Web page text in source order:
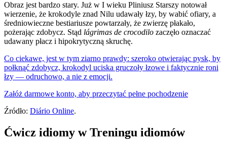
Obraz jest bardzo stary. Już w I wieku Pliniusz Starszy notował
wierzenie, że krokodyle znad Nilu udawały łzy, by wabić ofiary, a
średniowieczne bestiariusze powtarzały, że zwierzę płakało,
pożerając zdobycz. Stąd lágrimas de crocodilo zaczęło oznaczać
udawany płacz i hipokrytyczną skruchę.
Co ciekawe, jest w tym ziarno prawdy: szeroko otwierając pysk, by
połknąć zdobycz, krokodyl uciska gruczoły łzowe i faktycznie roni
łzy — odruchowo, a nie z emocji.
Załóż darmowe konto, aby przeczytać pełne pochodzenie
Źródło: Diário Online.
Ćwicz idiomy w Treningu idiomów